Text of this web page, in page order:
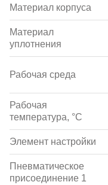
Материал корпуса
Материал
уплотнения
Рабочая среда
Рабочая
температура, °С
Элемент настройки
Пневматическое
присоединение 1